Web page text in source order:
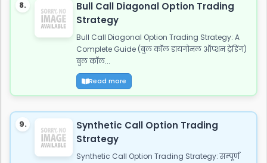
8.
Bull Call Diagonal Option Trading
Strategy
Bull Call Diagonal Option Trading Strategy: A
Complete Guide (बुल कॉल डायगोनल ऑप्शन ट्रेडिंग)
बुल कॉल...
Read more
9.
Synthetic Call Option Trading
Strategy
Synthetic Call Option Trading Strategy: सम्पूर्ण